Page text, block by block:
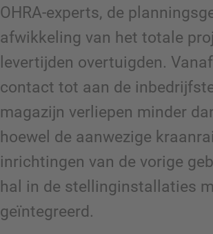
OHRA-experts, de
afwikkeling van het totale
levertijden overtuigden.
contact tot aan de
magazijn verliepen minder
hoewel de aanwezige
inrichtingen van de vorige
hal in de stellinginstallaties
geïntegreerd.